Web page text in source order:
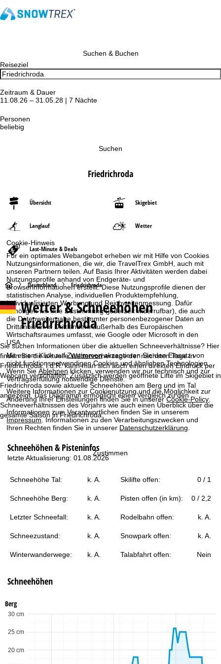
Cookie-Hinweis
Für ein optimales Webangebot erheben wir mit Hilfe von Cookies
Nutzungsinformationen, die wir, die TravelTrex GmbH, auch mit
unseren Partnern teilen. Auf Basis Ihrer Aktivitäten werden dabei
Nutzungsprofile anhand von Endgeräte- und
Browserinformationen erstellt. Diese Nutzungsprofile dienen der
statistischen Analyse, individuellen Produktempfehlung,
individualisierten Werbung und Reichweitenmessung. Dafür
benötigen wir Ihre Zustimmung (jederzeit widerrufbar), die auch
die Datenweitergabe bestimmter personenbezogener Daten an
Drittanbieter in Drittländern außerhalb des Europäischen
Wirtschaftsraumes umfasst, wie Google oder Microsoft in den
USA.
Mit einem Klick aufZustimmenakzeptieren Sie den Einsatz von
nicht funktionsnotwendigen Cookies und ähnlichen Technologien.
Wenn SieAblehnen klicken, verwenden wir nur technisch und zur
Vertragserfüllung notwendige Dienste.
Weitere Informationen zur Cookienutzung und die Möglichkeit zur
Änderung Ihrer Einstellungen finden Sie in unsererCookie-Policy
Informationen zum Verantwortlichen finden Sie in unserem
Impressum. Informationen zu den Verarbeitungszwecken und
Ihren Rechten finden Sie in unserer Datenschutzerklärung
Zustimmen
Suchen & Buchen
Reiseziel
Zeitraum & Dauer
11.08.26 – 31.05.28 | 7 Nächte
Personen
beliebig
Suchen
Friedrichroda
Übersicht Skigebiet
Langlauf Wetter
Last-Minute & Deals
S
t
a
r
t
s
e
i
t
Deutschland Friedrichroda
Wetter & Schneehöhen
Friedrichroda
Sie suchen Informationen über die aktuellen Schneeverhältnisse? Hier
finden Sie die aktuelle Wettervorhersage der nächsten Tage in
Friedrichroda. I.d.R. kann man sich auch einen direkten Eindruck per
Webcam verschaffen. Zusätzlich werden geöffnete Lifte im Skigebiet in
Friedrichroda sowie aktuelle Schneehöhen am Berg und im Tal
angezeigt. Das Diagramm ermöglicht einen Vergleich zu den
Schneeverhältnissen des Vorjahrs wie auch einen Überblick über die
gesamte Saison in Friedrichroda.
Schneehöhen & Pisteninfos
letzte Aktualisierung: 01.08.2026
Schneehöhe Tal: k. A. Skilifte offen: 0 / 1
Schneehöhe Berg: k. A. Pisten offen (in km): 0 / 2,2
Letzter Schneefall: k. A. Rodelbahn offen: k. A.
Schneezustand: k. A. Snowpark offen: k. A.
Winterwanderwege: k. A. Talabfahrt offen: Nein
Schneehöhen
Berg
20 cm
25 cm
30 cm